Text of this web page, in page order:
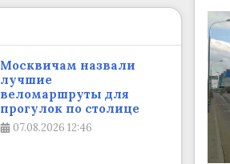
Москвичам назвали
лучшие
веломаршруты для
прогулок по столице
07.08.2026 12:46